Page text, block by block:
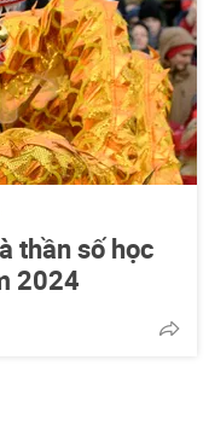
thần số học
2024